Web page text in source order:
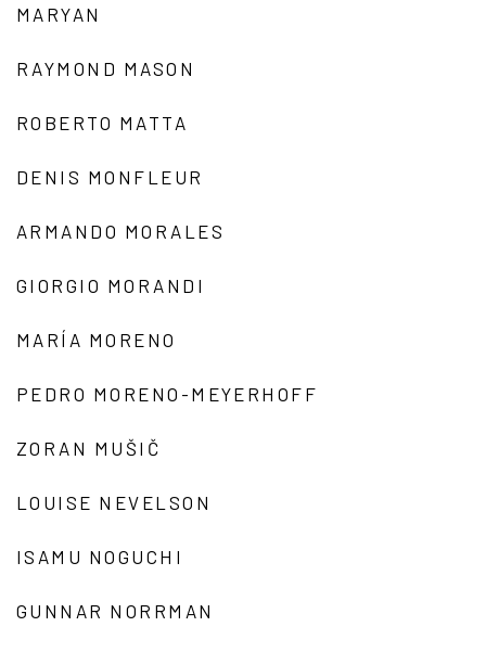
MARYAN
RAYMOND MASON
ROBERTO MATTA
DENIS MONFLEUR
ARMANDO MORALES
GIORGIO MORANDI
MARÍA MORENO
PEDRO MORENO-MEYERHOFF
ZORAN MUŠIČ
LOUISE NEVELSON
ISAMU NOGUCHI
GUNNAR NORRMAN